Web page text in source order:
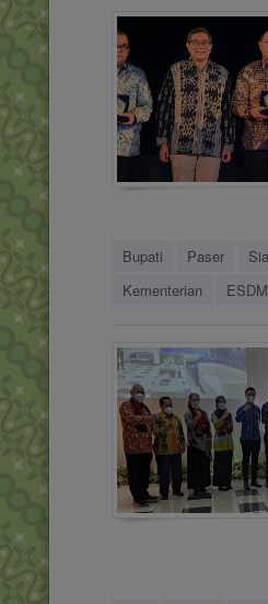
Bupati Paser
Kementerian
ESDM